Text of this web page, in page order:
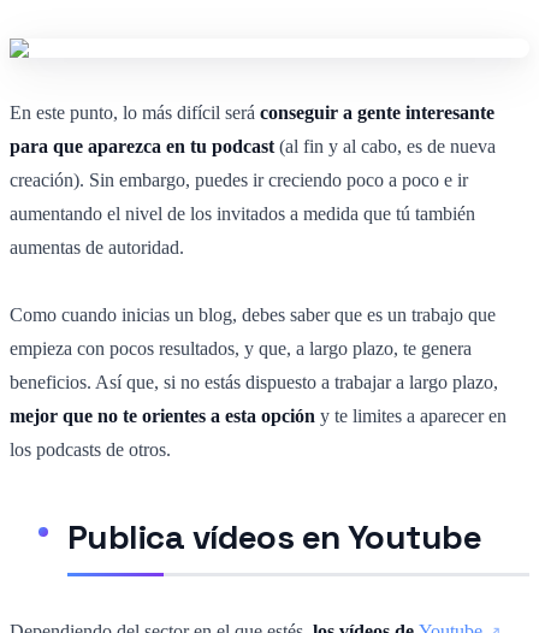
En este punto, lo más difícil será conseguir a gente interesante
para que aparezca en tu podcast (al fin y al cabo, es de nueva
creación). Sin embargo, puedes ir creciendo poco a poco e ir
aumentando el nivel de los invitados a medida que tú también
aumentas de autoridad.
Como cuando inicias un blog, debes saber que es un trabajo que
empieza con pocos resultados, y que, a largo plazo, te genera
beneficios. Así que, si no estás dispuesto a trabajar a largo plazo,
mejor que no te orientes a esta opción y te limites a aparecer en
los podcasts de otros.
Publica vídeos en Youtube